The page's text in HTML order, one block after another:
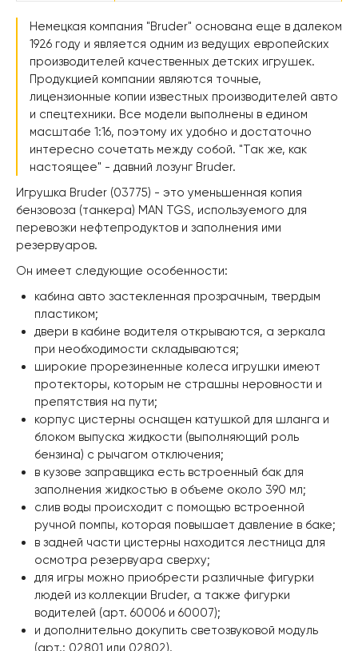
Немецкая компания "Bruder" основана еще в далеком
1926 году и является одним из ведущих европейских
производителей качественных детских игрушек.
Продукцией компании являются точные,
лицензионные копии известных производителей авто
и спецтехники. Все модели выполнены в едином
масштабе 1:16, поэтому их удобно и достаточно
интересно сочетать между собой. "Так же, как
настоящее" - давний лозунг Bruder.
Игрушка Bruder (03775) - это уменьшенная копия
бензовоза (танкера) MAN TGS, используемого для
перевозки нефтепродуктов и заполнения ими
резервуаров.
Он имеет следующие особенности:
кабина авто застекленная прозрачным, твердым
пластиком;
двери в кабине водителя открываются, а зеркала
при необходимости складываются;
широкие прорезиненные колеса игрушки имеют
протекторы, которым не страшны неровности и
препятствия на пути;
корпус цистерны оснащен катушкой для шланга и
блоком выпуска жидкости (выполняющий роль
бензина) с рычагом отключения;
в кузове заправщика есть встроенный бак для
заполнения жидкостью в объеме около 390 мл;
слив воды происходит с помощью встроенной
ручной помпы, которая повышает давление в баке;
в задней части цистерны находится лестница для
осмотра резервуара сверху;
для игры можно приобрести различные фигурки
людей из коллекции Bruder, а также фигурки
водителей (арт. 60006 и 60007);
и дополнительно докупить светозвуковой модуль
(арт.: 02801 или 02802).